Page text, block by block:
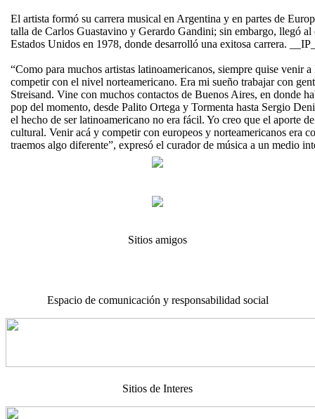
El artista formó su carrera musical en Argentina y en partes de
talla de Carlos Guastavino y Gerardo Gandini; sin embargo, llegó
Estados Unidos en 1978, donde desarrolló una exitosa carrera.
“Como para muchos artistas latinoamericanos, siempre quise venir
competir con el nivel norteamericano. Era mi sueño trabajar con
Streisand. Vine con muchos contactos de Buenos Aires, en donde
pop del momento, desde Palito Ortega y Tormenta hasta Sergio
el hecho de ser latinoamericano no era fácil. Yo creo que el aporte
cultural. Venir acá y competir con europeos y norteamericanos era
traemos algo diferente”, expresó el curador de música a un medio
Sitios amigos
Espacio de comunicación y responsabilidad social
Sitios de Interes